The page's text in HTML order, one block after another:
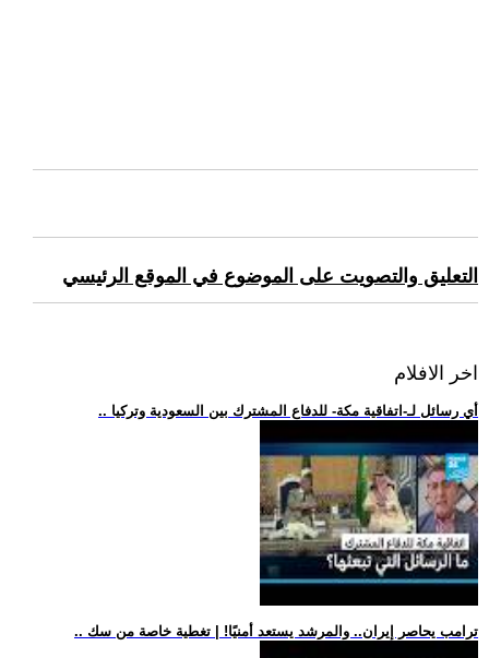
التعليق والتصويت على الموضوع في الموقع الرئيسي
اخر الافلام
.. أي رسائل لـ-اتفاقية مكة- للدفاع المشترك بين السعودية وتركيا
.. ترامب يحاصر إيران.. والمرشد يستعد أمنيًا! | تغطية خاصة من سك